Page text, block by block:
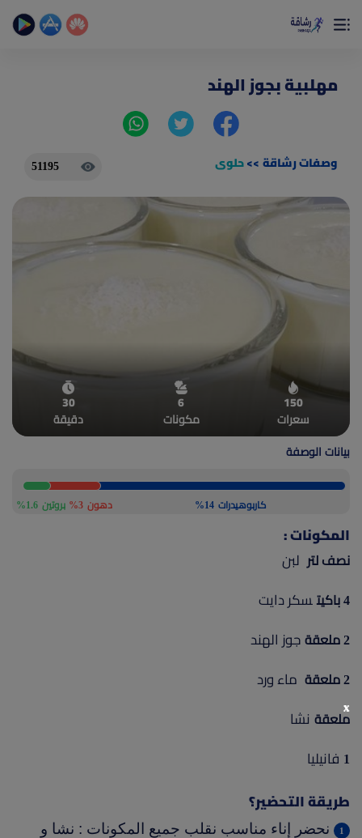
×
حساب الخطوات اليومية _ حساب السعرات _ تمارين منزلية
الصفحة الرئيسية(current)
ادوات رشاقة
(current)
أعلن معنا(current)
مهلبية بجوز الهند
وصفات رشاقة>>حلوى 51195
150
سعرات
6
مكونات
30
دقيقة
بيانات الوصفة
كاربوهيدرات 14% دهون 3% بروتين 1.6%
المكونات :
نصف لتر لبن
4 باكيت سكر دايت
2 ملعقة جوز الهند
2 ملعقة ماء ورد
ملعقة نشا
1 فانيليا
طريقة التحضير؟
نحضر إناء مناسب نقلب جميع المكونات : نشا و
x